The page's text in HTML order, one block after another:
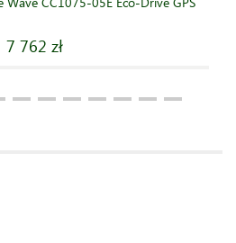
7 762 zł